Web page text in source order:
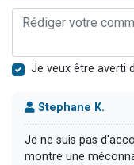
Je veux être averti
Stephane K.
Je ne suis pas
montre une